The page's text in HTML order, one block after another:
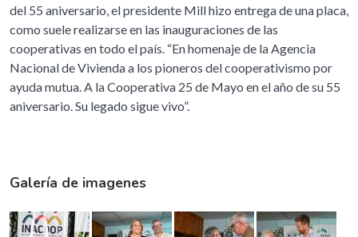
del 55 aniversario, el presidente Mill hizo entrega de una placa,
como suele realizarse en las inauguraciones de las
cooperativas en todo el país. “En homenaje de la Agencia
Nacional de Vivienda a los pioneros del cooperativismo por
ayuda mutua. A la Cooperativa 25 de Mayo en el año de su 55
aniversario. Su legado sigue vivo”.
Galería de imagenes